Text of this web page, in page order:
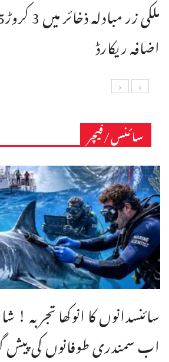
اضافہ ریکارڈ
سائنس/فیچر
سائنسدانوں کا انوکھا تجربہ
اب سمندری طوفانوں کی پیش